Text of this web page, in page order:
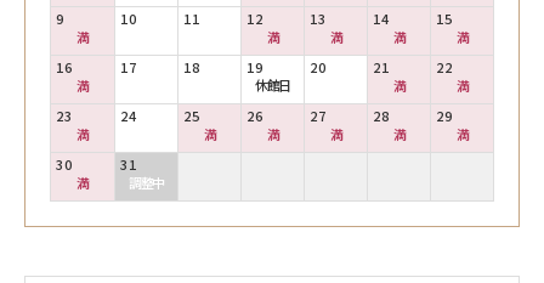
9
満
10 11
12
満
13
満
14
満
15
満
16
満
17 18
19
休館日
20
21
満
22
満
23
満
24
25
満
26
満
27
満
28
満
29
満
30
満
31
調整中